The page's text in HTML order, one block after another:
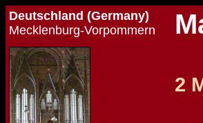
Deutschland (Germany)
Mecklenburg-Vorpommern
2